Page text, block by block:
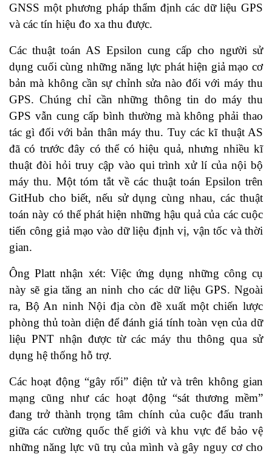
GNSS một phương pháp thẩm định các dữ liệu GPS
và các tín hiệu đo xa thu được.
Các thuật toán AS Epsilon cung cấp cho người sử
dụng cuối cùng những năng lực phát hiện giả mạo cơ
bản mà không cần sự chỉnh sửa nào đối với máy thu
GPS. Chúng chỉ cần những thông tin do máy thu
GPS vẫn cung cấp bình thường mà không phải thao
tác gì đối với bản thân máy thu. Tuy các kĩ thuật AS
đã có trước đây có thể có hiệu quả, nhưng nhiều kĩ
thuật đòi hỏi truy cập vào qui trình xử lí của nội bộ
máy thu. Một tóm tắt về các thuật toán Epsilon trên
GitHub cho biết, nếu sử dụng cùng nhau, các thuật
toán này có thể phát hiện những hậu quả của các cuộc
tiến công giả mạo vào dữ liệu định vị, vận tốc và thời
gian.
Ông Platt nhận xét: Việc ứng dụng những công cụ
này sẽ gia tăng an ninh cho các dữ liệu GPS. Ngoài
ra, Bộ An ninh Nội địa còn đề xuất một chiến lược
phòng thủ toàn diện để đánh giá tính toàn vẹn của dữ
liệu PNT nhận được từ các máy thu thông qua sử
dụng hệ thống hỗ trợ.
Các hoạt động “gây rối” điện tử và trên không gian
mạng cũng như các hoạt động “sát thương mềm”
đang trở thành trọng tâm chính của cuộc đấu tranh
giữa các cường quốc thế giới và khu vực để bảo vệ
những năng lực vũ trụ của mình và gây nguy cơ cho